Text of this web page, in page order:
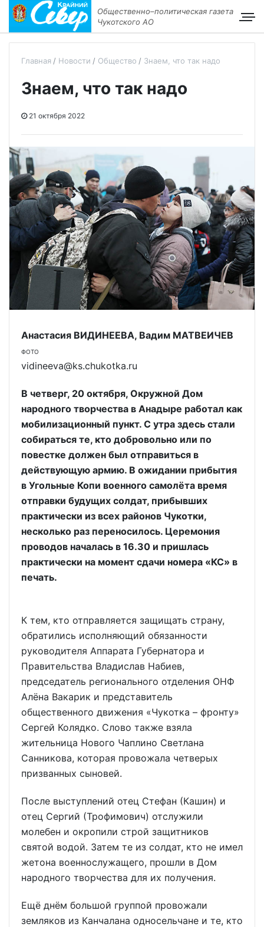
Общественно–политическая газета
Чукотского АО
Главная Новости Общество Знаем, что так надо
Знаем, что так надо
21 октября 2022
Анастасия ВИДИНЕЕВА, Вадим МАТВЕИЧЕВ
ФОТО
vidineeva@ks.chukotka.ru
В четверг, 20 октября, Окружной Дом
народного творчества в Анадыре работал как
мобилизационный пункт. С утра здесь стали
собираться те, кто добровольно или по
повестке должен был отправиться в
действующую армию. В ожидании прибытия
в Угольные Копи военного самолёта время
отправки будущих солдат, прибывших
практически из всех районов Чукотки,
несколько раз переносилось. Церемония
проводов началась в 16.30 и пришлась
практически на момент сдачи номера «КС» в
печать.
К тем, кто отправляется защищать страну,
обратились исполняющий обязанности
руководителя Аппарата Губернатора и
Правительства Владислав Набиев,
председатель регионального отделения ОНФ
Алёна Вакарик и представитель
общественного движения «Чукотка – фронту»
Сергей Колядко. Слово также взяла
жительница Нового Чаплино Светлана
Санникова, которая провожала четверых
призванных сыновей.
После выступлений отец Стефан (Кашин) и
отец Сергий (Трофимович) отслужили
молебен и окропили строй защитников
святой водой. Затем те из солдат, кто не имел
жетона военнослужащего, прошли в Дом
народного творчества для их получения.
Ещё днём большой группой провожали
земляков из Канчалана односельчане и те, кто